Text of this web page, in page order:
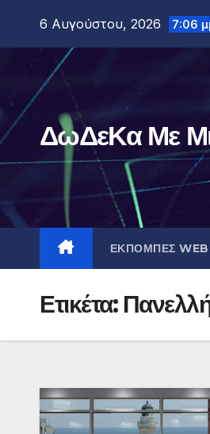
περιεχόμενο
6 Αυγούστου, 2026 7:06
ΔωΔεΚα Με
ΕΚΠΟΜΠΕΣ
Ετικέτα: